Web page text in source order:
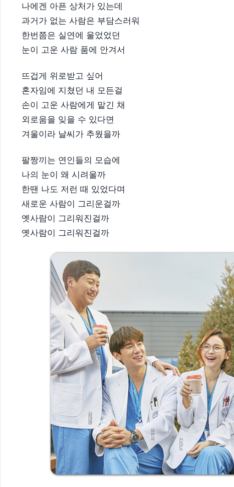
나에겐 아픈 상처가 있는데
과거가 없는 사람은 부담스러워
한번쯤은 실연에 울었었던
눈이 고운 사람 품에 안겨서
뜨겁게 위로받고 싶어
혼자임에 지쳤던 내 모든걸
손이 고운 사람에게 맡긴 채
외로움을 잊을 수 있다면
겨울이라 날씨가 추웠을까
팔짱끼는 연인들의 모습에
나의 눈이 왜 시려울까
한땐 나도 저런 때 있었다며
새로운 사람이 그리운걸까
옛사람이 그리워진걸까
옛사람이 그리워진걸까